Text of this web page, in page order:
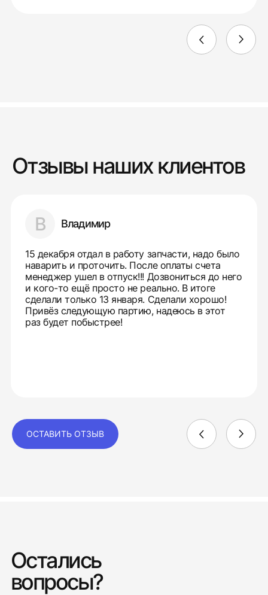
Отзывы наших клиентов
В Владимир
15 декабря отдал в работу запчасти, надо было
наварить и проточить. После оплаты счета
менеджер ушел в отпуск!!! Дозвониться до него
и кого-то ещё просто не реально. В итоге
сделали только 13 января. Сделали хорошо!
Привёз следующую партию, надеюсь в этот
раз будет побыстрее!
ОСТАВИТЬ ОТЗЫВ
Остались
вопросы?